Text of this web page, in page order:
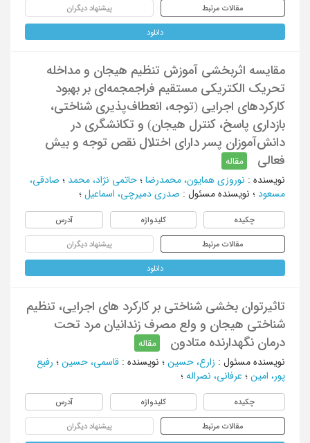
مقالات مرتبط پیشنهاد دیگران
دانلود
مقایسه اثربخشی آموزش تنظیم هیجان و مداخله
تحریک الکتریکی مستقیم فراجمجمه‌ای بر بهبود
کارکردهای اجرایی (توجه، انعطاف‌پذیری شناختی،
بازداری پاسخ، کنترل هیجان) و تکانشگری در
دانش‌آموزان پسر دارای اختلال نقص توجه و بیش
فعالی
مقاله
نویسنده : نوروزی همایون، محمدرضا ؛ حاتمی نژاد، محمد ؛ صادقی،
مسعود ؛ نویسنده مسئول : صدری دمیرچی، اسماعیل ؛
چکیده کلیدواژه آدرس
مقالات مرتبط پیشنهاد دیگران
دانلود
تاثیرتوان بخشی شناختی بر کارکرد های اجرایی، تنظیم
شناختی هیجان و ولع مصرف زندانیان مرد تحت
درمان نگهدارنده متادون
مقاله
نویسنده مسئول : زارع، حسین ؛ نویسنده : قاسمی، حسین ؛ رفیع
پور، امین ؛ عرفانی، نصراله ؛
چکیده کلیدواژه آدرس
مقالات مرتبط پیشنهاد دیگران